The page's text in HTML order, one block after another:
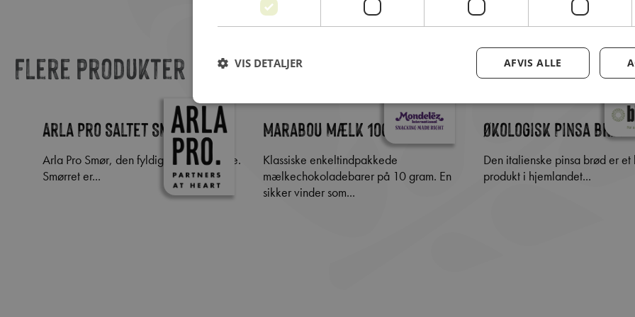
Flere produkter
Arla Pro Saltet Smør
Arla Pro Smør, den fyldige smag af fløde.
Smørret er...
Marabou mælk 10g Cylinder
klassiske enkeltindpakkede
mælkechokoladebarer på 10 gram. En
sikker vinder som...
Økologisk Pinsa brød
Den italienske pinsa brød er et kæmpe
produkt i hjemlandet...
AFVIS ALLE
VIS DETALJER